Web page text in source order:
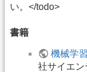
い。</todo>
書籍
機械学
社サイエン